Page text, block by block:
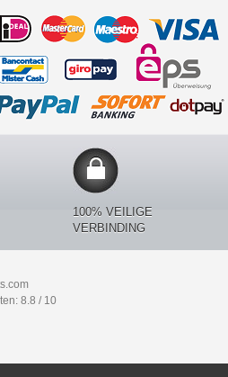
100% VEILIGE
VERBINDING
8.8 / 10